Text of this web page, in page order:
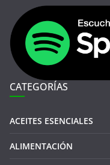
CATEGORÍAS
ACEITES ESENCIALES
ALIMENTACIÓN